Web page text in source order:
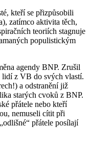
kteří se přizpůsobili
zatímco aktivita těch,
teoriích stagnuje
populistickým
agendy BNP. Zrušil
lidí z VB do svých vlastí.
a odstranění již
starých cvoků z BNP.
přátele nebo kteří
nemuseli cítit při
přátele posílají